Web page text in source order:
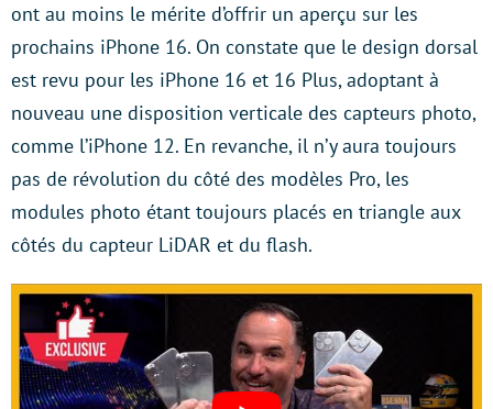
ont au moins le mérite d’offrir un aperçu sur les
prochains iPhone 16. On constate que le design dorsal
est revu pour les iPhone 16 et 16 Plus, adoptant à
nouveau une disposition verticale des capteurs photo,
comme l’iPhone 12. En revanche, il n’y aura toujours
pas de révolution du côté des modèles Pro, les
modules photo étant toujours placés en triangle aux
côtés du capteur LiDAR et du flash.